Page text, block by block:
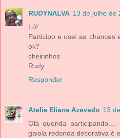
RUDYNALVA 13 de julho de
Lú!
Participo e usei as chances
ok?
cheirinhos
Rudy
Responder
Atelie Eliane Azevedo 13
Olá querida
gaiola redonda decorativa é